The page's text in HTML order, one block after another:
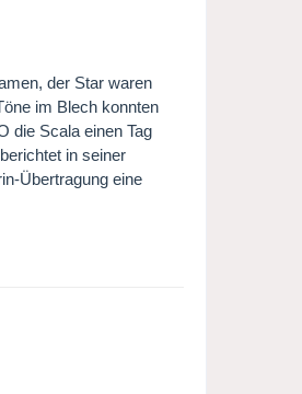
der Star waren
im Blech konnten
die Scala einen Tag
in seiner
Übertragung eine